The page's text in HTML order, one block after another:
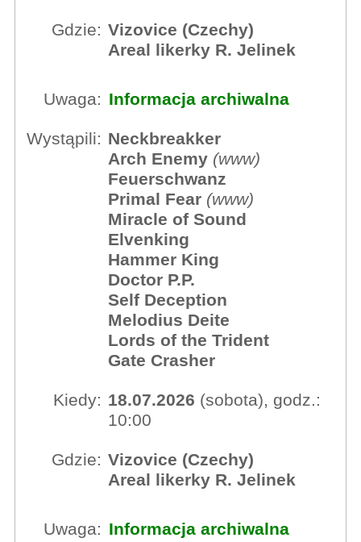
Gdzie: Vizovice (Czechy)
Areal likerky R. Jelinek
Uwaga: Informacja archiwalna
Wystąpili: Neckbreakker
Arch Enemy (www)
Feuerschwanz
Primal Fear (www)
Miracle of Sound
Elvenking
Hammer King
Doctor P.P.
Self Deception
Melodius Deite
Lords of the Trident
Gate Crasher
Kiedy: 18.07.2026 (sobota), godz.:
10:00
Gdzie: Vizovice (Czechy)
Areal likerky R. Jelinek
Uwaga: Informacja archiwalna